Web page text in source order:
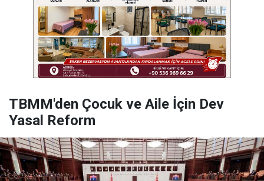
TBMM'den Çocuk ve Aile İçin Dev
Yasal Reform